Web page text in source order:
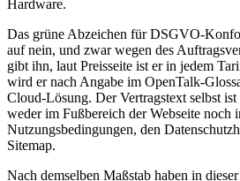
Hardware.
Das grüne Abzeichen für DSGVO-
auf nein, und zwar wegen des
gibt ihn, laut Preisseite ist er in jedem
wird er nach Angabe im OpenTalk-
Cloud-Lösung. Der Vertragstext selbst
weder im Fußbereich der Webseite noch
Nutzungsbedingungen, den
Sitemap.
Nach demselben Maßstab haben in